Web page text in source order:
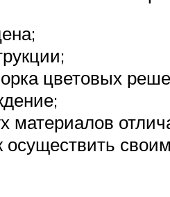
цветовых
материалов